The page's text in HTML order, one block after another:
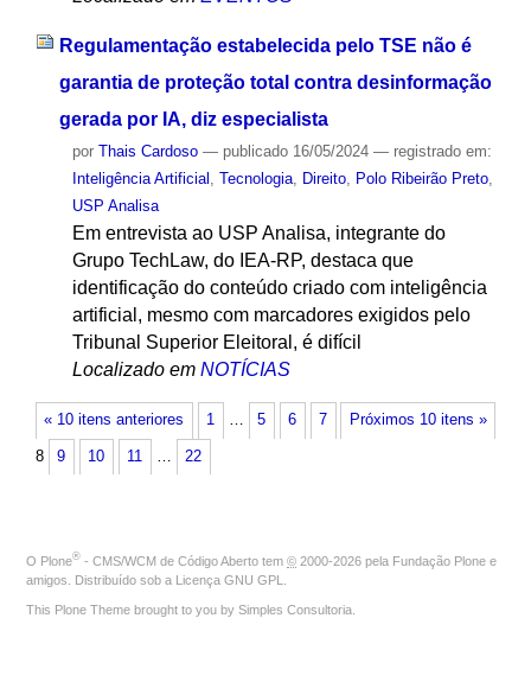
Regulamentação estabelecida pelo TSE não é
garantia de proteção total contra desinformação
gerada por IA, diz especialista
por Thais Cardoso — publicado16/05/2024 — registrado em:
Inteligência Artificial , Tecnologia, Direito, Polo Ribeirão Preto,
USP Analisa
Em entrevista ao USP Analisa, integrante do
Grupo TechLaw, do IEA-RP, destaca que
identificação do conteúdo criado com inteligência
artificial, mesmo com marcadores exigidos pelo
Tribunal Superior Eleitoral, é difícil
Localizado em NOTÍCIAS
« 10 itens anteriores Próximos 10 itens »
1 … 5 6 7
8 9 10 11 … 22
O Plone® - CMS/WCM de Código Aberto tem © 2000-2026 pela Fundação Plone e
amigos. Distribuído sob a Licença GNU GPL
This Plone Theme brought to you by Simples Consultoria